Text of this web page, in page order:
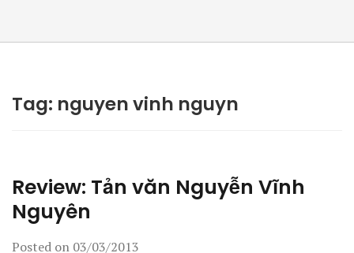
Tag: nguyen vinh nguyn
Review: Tản văn Nguyễn Vĩnh
Nguyên
Posted on 03/03/2013